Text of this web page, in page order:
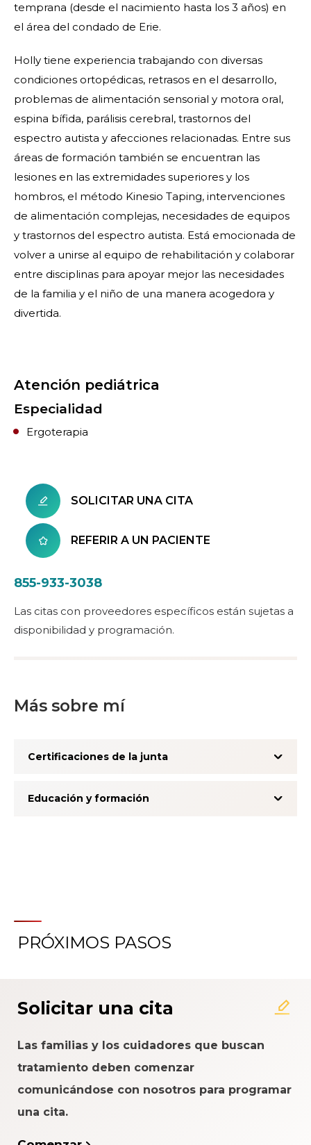
temprana (desde el nacimiento hasta los 3 años) en
el área del condado de Erie.
Holly tiene experiencia trabajando con diversas
condiciones ortopédicas, retrasos en el desarrollo,
problemas de alimentación sensorial y motora oral,
espina bífida, parálisis cerebral, trastornos del
espectro autista y afecciones relacionadas. Entre sus
áreas de formación también se encuentran las
lesiones en las extremidades superiores y los
hombros, el método Kinesio Taping, intervenciones
de alimentación complejas, necesidades de equipos
y trastornos del espectro autista. Está emocionada de
volver a unirse al equipo de rehabilitación y colaborar
entre disciplinas para apoyar mejor las necesidades
de la familia y el niño de una manera acogedora y
divertida.
Atención pediátrica
Especialidad
Ergoterapia
SOLICITAR UNA CITA
REFERIR A UN PACIENTE
855-933-3038
Las citas con proveedores específicos están sujetas a
disponibilidad y programación.
Más sobre mí
Certificaciones de la junta
Educación y formación
Acerca del Sistema de
del Paciente
PRÓXIMOS PASOS
Solicitar una cita
Las familias y los cuidadores que buscan
tratamiento deben comenzar
comunicándose con nosotros para programar
una cita.